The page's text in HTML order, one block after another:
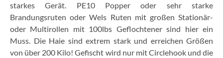
starkes Gerät. PE10 Popper oder sehr starke
Brandungsruten oder Wels Ruten mit großen Stationär-
oder Multirollen mit 100lbs Geflochtener sind hier ein
Muss. Die Haie sind extrem stark und erreichen Größen
von über 200 Kilo! Gefischt wird nur mit Circlehook und die